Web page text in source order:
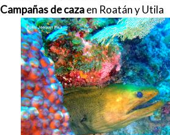
Campañas de cazaen Roatán y Utila